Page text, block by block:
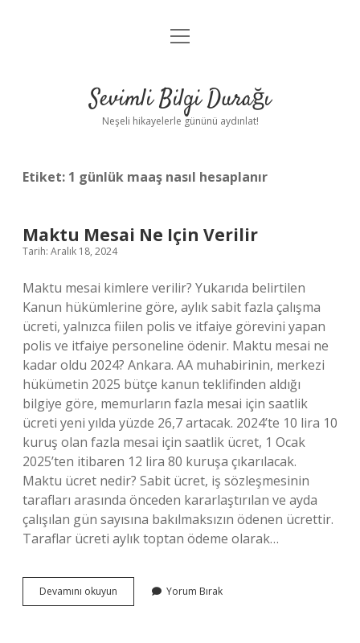
Anasayfa
Yasal Uyarı
menüyü
Sevimli Bilgi Durağı
Neşeli hikayelerle gününü aydınlat!
Etiket: 1 günlük maaş nasıl hesaplanır
Maktu Mesai Ne Için Verilir
Tarih: Aralık 18, 2024
Maktu mesai kimlere verilir? Yukarıda belirtilen
Kanun hükümlerine göre, aylık sabit fazla çalışma
ücreti, yalnızca fiilen polis ve itfaiye görevini yapan
polis ve itfaiye personeline ödenir. Maktu mesai ne
kadar oldu 2024? Ankara. AA muhabirinin, merkezi
hükümetin 2025 bütçe kanun teklifinden aldığı
bilgiye göre, memurların fazla mesai için saatlik
ücreti yeni yılda yüzde 26,7 artacak. 2024’te 10 lira 10
kuruş olan fazla mesai için saatlik ücret, 1 Ocak
2025’ten itibaren 12 lira 80 kuruşa çıkarılacak.
Maktu ücret nedir? Sabit ücret, iş sözleşmesinin
tarafları arasında önceden kararlaştırılan ve ayda
çalışılan gün sayısına bakılmaksızın ödenen ücrettir.
Taraflar ücreti aylık toptan ödeme olarak…
Devamını okuyun
Mesai
Yorum Bırak